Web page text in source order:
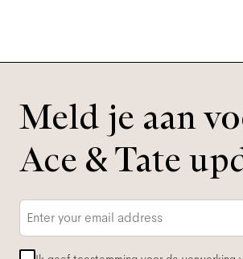
Meld je aan
Ace & Tate
*